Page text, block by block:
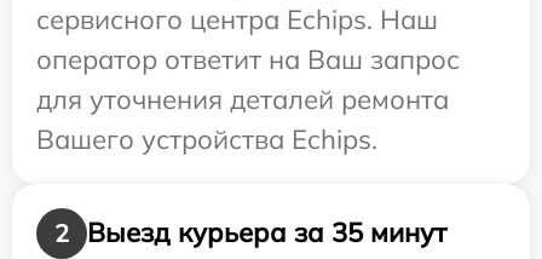
сервисного центра Echips. Наш
оператор ответит на Ваш запрос
для уточнения деталей ремонта
Вашего устройства Echips.
2
Выезд курьера за 35 минут